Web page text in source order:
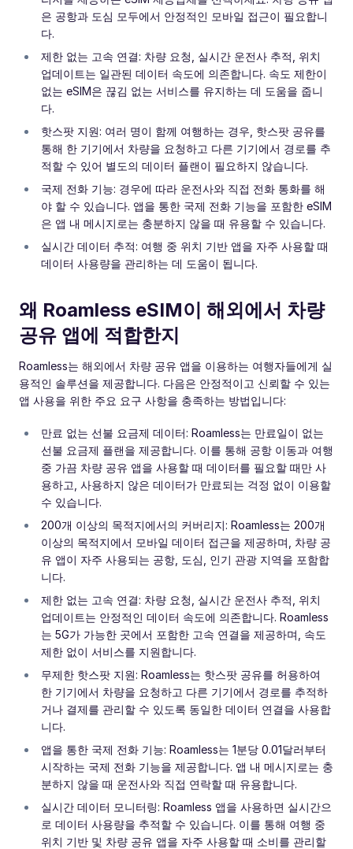
은 공항과 도심 모두에서 안정적인 모바일 접근이 필요합니
다.
제한 없는 고속 연결: 차량 요청, 실시간 운전사 추적, 위치
업데이트는 일관된 데이터 속도에 의존합니다. 속도 제한이
없는 eSIM은 끊김 없는 서비스를 유지하는 데 도움을 줍니
다.
핫스팟 지원: 여러 명이 함께 여행하는 경우, 핫스팟 공유를
통해 한 기기에서 차량을 요청하고 다른 기기에서 경로를 추
적할 수 있어 별도의 데이터 플랜이 필요하지 않습니다.
국제 전화 기능: 경우에 따라 운전사와 직접 전화 통화를 해
야 할 수 있습니다. 앱을 통한 국제 전화 기능을 포함한 eSIM
은 앱 내 메시지로는 충분하지 않을 때 유용할 수 있습니다.
실시간 데이터 추적: 여행 중 위치 기반 앱을 자주 사용할 때
데이터 사용량을 관리하는 데 도움이 됩니다.
왜 Roamless eSIM이 해외에서 차량
공유 앱에 적합한지
Roamless는 해외에서 차량 공유 앱을 이용하는 여행자들에게 실
용적인 솔루션을 제공합니다. 다음은 안정적이고 신뢰할 수 있는
앱 사용을 위한 주요 요구 사항을 충족하는 방법입니다:
만료 없는 선불 요금제 데이터: Roamless는 만료일이 없는
선불 요금제 플랜을 제공합니다. 이를 통해 공항 이동과 여행
중 가끔 차량 공유 앱을 사용할 때 데이터를 필요할 때만 사
용하고, 사용하지 않은 데이터가 만료되는 걱정 없이 이용할
수 있습니다.
200개 이상의 목적지에서의 커버리지: Roamless는 200개
이상의 목적지에서 모바일 데이터 접근을 제공하며, 차량 공
유 앱이 자주 사용되는 공항, 도심, 인기 관광 지역을 포함합
니다.
제한 없는 고속 연결: 차량 요청, 실시간 운전사 추적, 위치
업데이트는 안정적인 데이터 속도에 의존합니다. Roamless
는 5G가 가능한 곳에서 포함한 고속 연결을 제공하며, 속도
제한 없이 서비스를 지원합니다.
무제한 핫스팟 지원: Roamless는 핫스팟 공유를 허용하여
한 기기에서 차량을 요청하고 다른 기기에서 경로를 추적하
거나 결제를 관리할 수 있도록 동일한 데이터 연결을 사용합
니다.
앱을 통한 국제 전화 기능: Roamless는 1분당 0.01달러부터
시작하는 국제 전화 기능을 제공합니다. 앱 내 메시지로는 충
분하지 않을 때 운전사와 직접 연락할 때 유용합니다.
실시간 데이터 모니터링: Roamless 앱을 사용하면 실시간으
로 데이터 사용량을 추적할 수 있습니다. 이를 통해 여행 중
위치 기반 및 차량 공유 앱을 자주 사용할 때 소비를 관리할